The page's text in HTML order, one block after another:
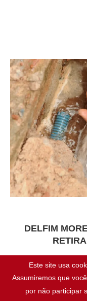
DELFIM
A rua Delfim Moreira,
Rocha, em Mossoró,
feira, 21/9, para
Este site usa
Assumiremos que
por não participar